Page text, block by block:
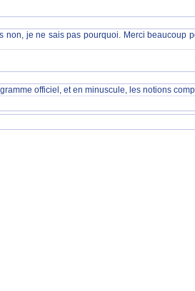
je ne sais pas pourquoi. Merci beaucoup
officiel, et en minuscule, les notions